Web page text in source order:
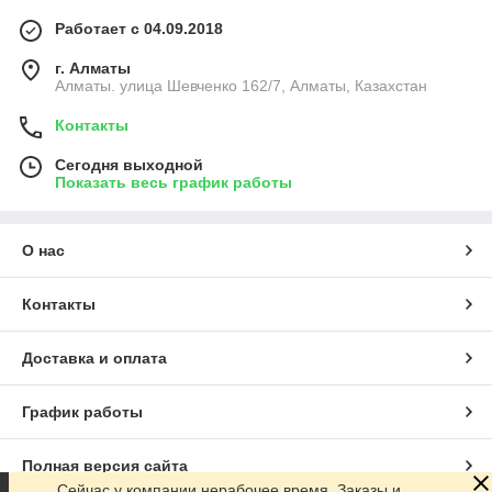
Работает с 04.09.2018
г. Алматы
Алматы. улица Шевченко 162/7, Алматы, Казахстан
Контакты
Сегодня выходной
Показать весь график работы
О нас
Контакты
Доставка и оплата
График работы
Полная версия сайта